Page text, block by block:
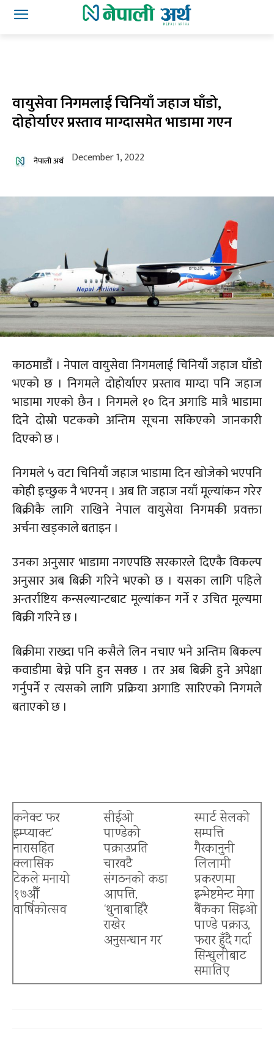
वायुसेवा निगमलाई चिनियाँ जहाज घाँडो,
दोहोर्याएर प्रस्ताव माग्दासमेत भाडामा गएन
नेपाली अर्थ December 1, 2022
काठमाडौं । नेपाल वायुसेवा निगमलाई चिनियाँ जहाज घाँडो
भएको छ । निगमले दोहोर्याएर प्रस्ताव माग्दा पनि जहाज
भाडामा गएको छैन । निगमले १० दिन अगाडि मात्रै भाडामा
दिने दोस्रो पटकको अन्तिम सूचना सकिएको जानकारी
दिएको छ ।
निगमले ५ वटा चिनियाँ जहाज भाडामा दिन खोजेको भएपनि
कोही इच्छुक नै भएनन् । अब ति जहाज नयाँ मूल्यांकन गरेर
बिक्रीकै लागि राखिने नेपाल वायुसेवा निगमकी प्रवक्ता
अर्चना खड्काले बताइन ।
उनका अनुसार भाडामा नगएपछि सरकारले दिएकै विकल्प
अनुसार अब बिक्री गरिने भएको छ । यसका लागि पहिले
अन्तर्राष्टिय कन्सल्यान्टबाट मूल्यांकन गर्ने र उचित मूल्यमा
बिक्री गरिने छ ।
बिक्रीमा राख्दा पनि कसैले लिन नचाए भने अन्तिम बिकल्प
कवाडीमा बेच्ने पनि हुन सक्छ । तर अब बिक्री हुने अपेक्षा
गर्नुपर्ने र त्यसको लागि प्रक्रिया अगाडि सारिएको निगमले
बताएको छ ।
कनेक्ट फर
इम्प्याक्ट’
नारासहित
क्लासिक
टेकले मनायो
१७औँ
वार्षिकोत्सव
सीईओ
पाण्डेको
पक्राउप्रति
चारवटै
संगठनको कडा
आपत्ति,
‘थुनाबाहिरै
राखेर
अनुसन्धान गर’
स्मार्ट सेलको
सम्पत्ति
गैरकानुनी
लिलामी
प्रकरणमा
इन्भेष्टमेन्ट मेगा
बैंकका सिइओ
पाण्डे पक्राउ,
फरार हुँदै गर्दा
सिन्धुलीबाट
समातिए